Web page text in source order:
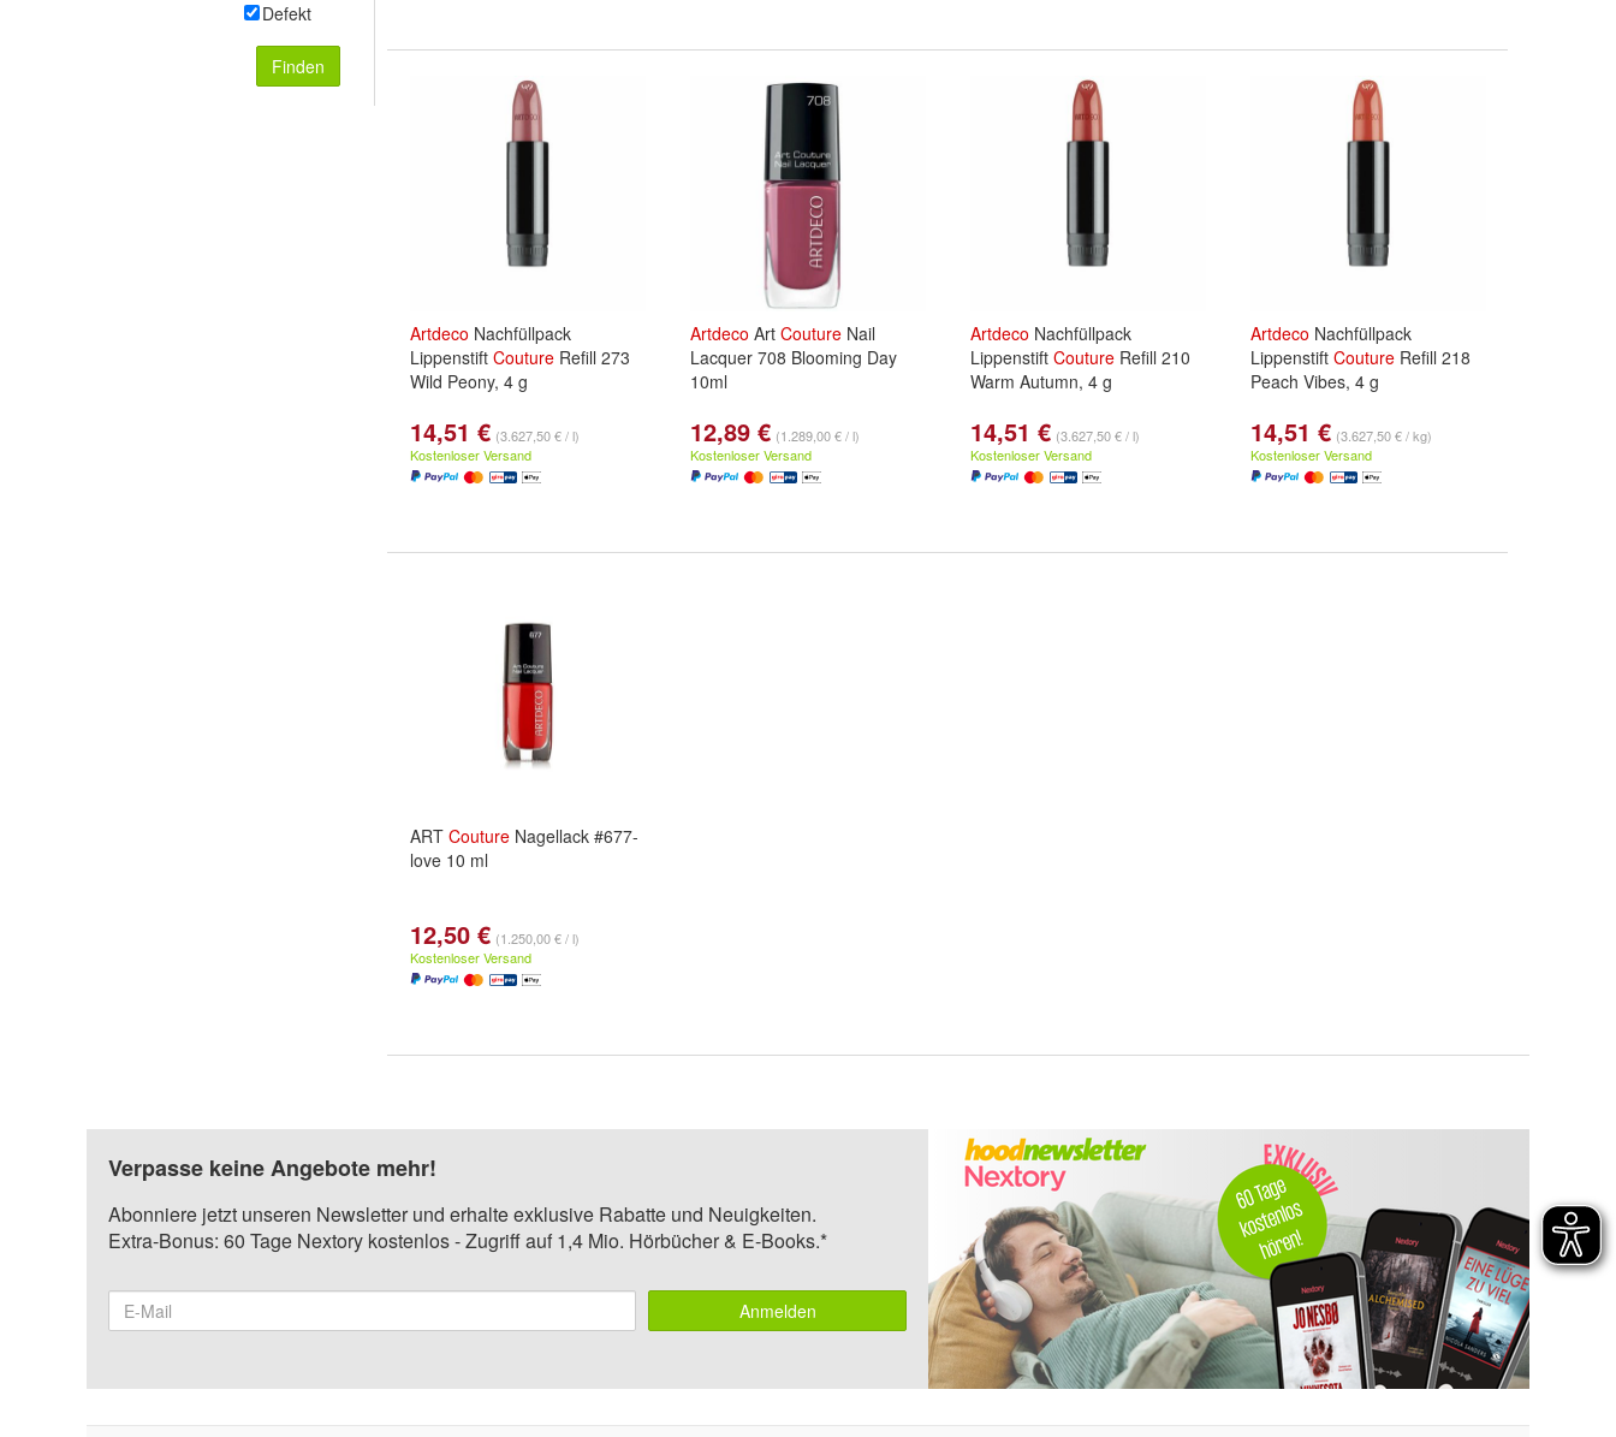
Defekt
Finden
Artdeco Nachfüllpack
Lippenstift Couture Refill 273
Wild Peony, 4 g
14,51 € (3.627,50 € / l)
Kostenloser Versand
Artdeco Art Couture Nail
Lacquer 708 Blooming Day
10ml
12,89 € (1.289,00 € / l)
Kostenloser Versand
Artdeco Nachfüllpack
Lippenstift Couture Refill 210
Warm Autumn, 4 g
14,51 € (3.627,50 € / l)
Kostenloser Versand
Artdeco Nachfüllpack
Lippenstift Couture Refill 218
Peach Vibes, 4 g
14,51 € (3.627,50 € / kg)
Kostenloser Versand
ART Couture Nagellack #677-
love 10 ml
12,50 € (1.250,00 € / l)
Kostenloser Versand
Verpasse keine Angebote mehr!
Abonniere jetzt unseren Newsletter und erhalte exklusive Rabatte und Neuigkeiten.
Extra-Bonus: 60 Tage Nextory kostenlos - Zugriff auf 1,4 Mio. Hörbücher & E-Books.*
Anmelden